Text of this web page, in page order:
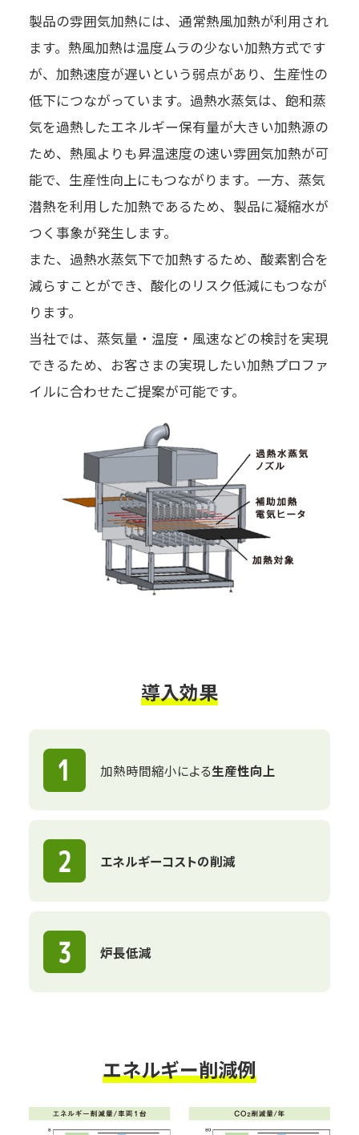
製品の雰囲気加熱には、通常熱風加熱が利用され
ます。熱風加熱は温度ムラの少ない加熱方式です
が、加熱速度が遅いという弱点があり、生産性の
低下につながっています。過熱水蒸気は、飽和蒸
気を過熱したエネルギー保有量が大きい加熱源の
ため、熱風よりも昇温速度の速い雰囲気加熱が可
能で、生産性向上にもつながります。一方、蒸気
潜熱を利用した加熱であるため、製品に凝縮水が
つく事象が発生します。
また、過熱水蒸気下で加熱するため、酸素割合を
減らすことができ、酸化のリスク低減にもつなが
ります。
当社では、蒸気量・温度・風速などの検討を実現
できるため、お客さまの実現したい加熱プロファ
イルに合わせたご提案が可能です。
導入効果
加熱時間縮小による生産性向上
エネルギーコストの削減
炉長低減
エネルギー削減例